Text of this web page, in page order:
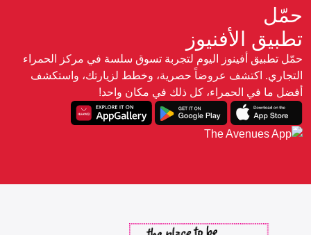
حمّل
تطبيق الأفنيوز
حمّل تطبيق أفينوز اليوم لتجربة تسوق سلسة في مركز الحمراء
التجاري. اكتشف عروضاً حصرية، وخطط لزيارتك، واستكشف
أفضل ما في الحمراء، كل ذلك في مكان واحد!